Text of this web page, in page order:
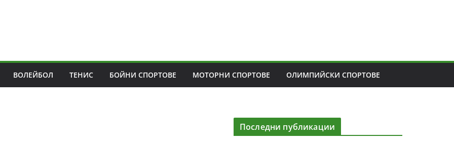
ВОЛЕЙБОЛ ТЕНИС БОЙНИ СПОРТОВЕ МОТОРНИ СПОРТОВЕ ОЛИМПИЙСКИ СПОРТОВЕ
Последни публикации